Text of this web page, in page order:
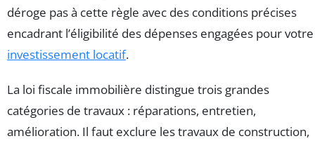
déroge pas à cette règle avec des conditions précises
encadrant l’éligibilité des dépenses engagées pour votre
investissement locatif.
La loi fiscale immobilière distingue trois grandes
catégories de travaux : réparations, entretien,
amélioration. Il faut exclure les travaux de construction,